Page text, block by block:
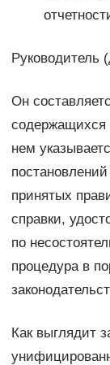
Он
нем
принятых
справки,
по
процедура в
Как выглядит